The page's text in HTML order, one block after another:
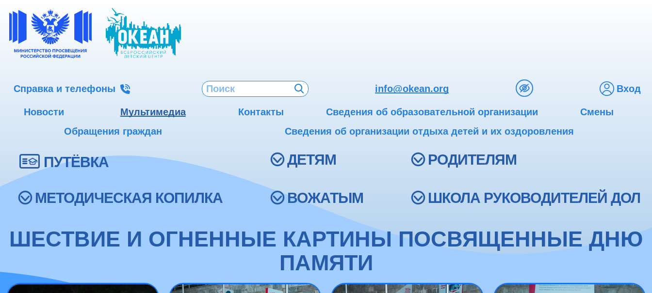
Справка и телефоны info@okean.org Вход
Новости Мультимедиа Контакты Сведения об образовательной организации
Смены
Обращения граждан
Сведения об организации отдыха детей и их оздоровления
ПУТЁВКА ДЕТЯМ РОДИТЕЛЯМ
МЕТОДИЧЕСКАЯ КОПИЛКА ВОЖАТЫМ ШКОЛА РУКОВОДИТЕЛЕЙ ДОЛ
ШЕСТВИЕ И ОГНЕННЫЕ КАРТИНЫ ПОСВЯЩЕННЫЕ ДНЮ
ПАМЯТИ